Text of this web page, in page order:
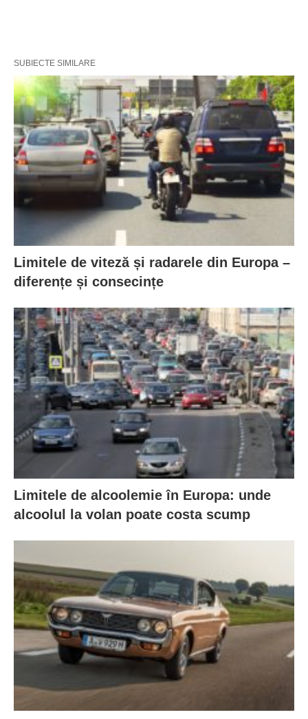
SUBIECTE SIMILARE
Limitele de viteză și radarele din Europa –
diferențe și consecințe
Limitele de alcoolemie în Europa: unde
alcoolul la volan poate costa scump